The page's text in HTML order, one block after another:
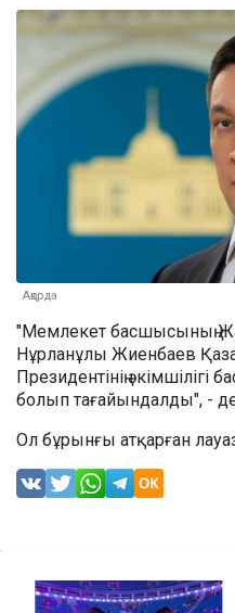
Ақорда
"Мемлекет басшысының
Нұрланұлы Жиенбаев
Президентінің
болып тағайындалды", -
Ол бұрынғы атқарған